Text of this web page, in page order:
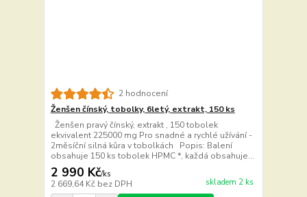
2 hodnocení
Ženšen čínský, tobolky, 6letý, extrakt, 150 ks
Ženšen pravý čínský, extrakt , 150 tobolek
ekvivalent 225000 mg Pro snadné a rychlé užívání -
2měsíční silná kůra v tobolkách Popis: Balení
obsahuje 150 ks tobolek HPMC *, každá obsahuje...
2 990 Kč/ks
2 669,64 Kč bez DPH skladem 2 ks